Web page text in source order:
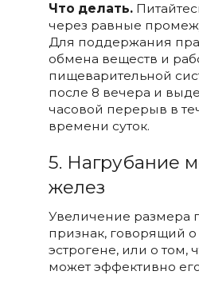
Что делать.
через равные
Для поддержания
обмена веществ и
пищеварительной
после 8 вечера и
часовой перерыв в
времени суток.
5. Нагрубание
желез
Увеличение размера
признак, говорящий
эстрогене, или о том,
может эффективно